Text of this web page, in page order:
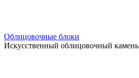
Облицовочные блоки
Искусственный облицовочный камень